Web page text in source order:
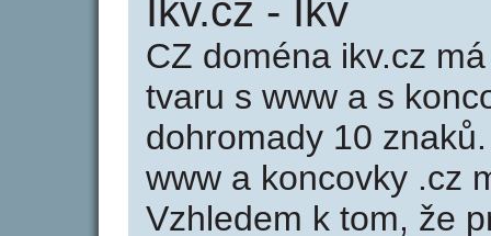
Ikv.cz - Ikv
CZ doména ikv.cz
tvaru s www a s
dohromady 10
www a koncovky .cz
Vzhledem k tom, že